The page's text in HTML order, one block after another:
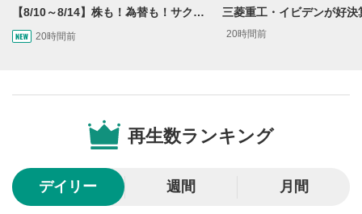
一時停止します。
2
操作メニュー
再生/一時停止
動画を再生または一時停止します。
10秒戻し/10秒送り
10秒、動画を巻き戻し/早送りします。
シークバー
【8/10～8/14】株も！為替も！サクッと！来週のマーケット見通し＜Next View＞
20時間前 20時間前
再生数ランキング
デイリー 週間 月間